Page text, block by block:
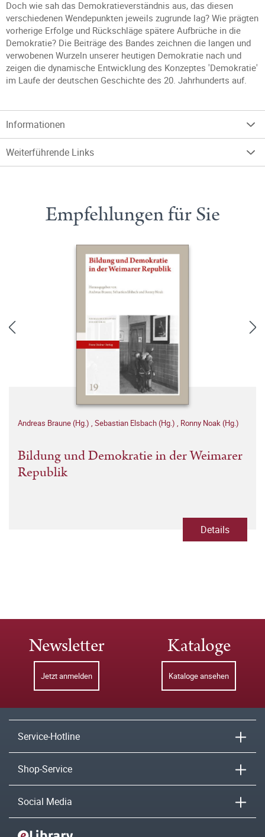
Doch wie sah das Demokratieverständnis aus, das diesen
verschiedenen Wendepunkten jeweils zugrunde lag? Wie prägten
vorherige Erfolge und Rückschläge spätere Aufbrüche in die
Demokratie? Die Beiträge des Bandes zeichnen die langen und
verwobenen Wurzeln unserer heutigen Demokratie nach und
zeigen die dynamische Entwicklung des Konzeptes 'Demokratie'
im Laufe der deutschen Geschichte des 20. Jahrhunderts auf.
Informationen
Weiterführende Links
Empfehlungen für Sie
Andreas Braune (Hg.) , Sebastian Elsbach (Hg.) , Ronny Noak (Hg.)
Bildung und Demokratie in der Weimarer
Republik
Details
Newsletter
Jetzt anmelden
Kataloge
Kataloge ansehen
Service-Hotline
Shop-Service
Social Media